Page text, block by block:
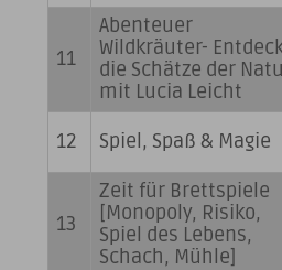
11
Abenteuer
Wildkräuter-
die Schätze der
mit Lucia Leicht
12 Spiel, Spaß & Magie
13
Zeit für Brettspiele
[Monopoly, Risiko,
Spiel des Lebens,
Schach, Mühle]